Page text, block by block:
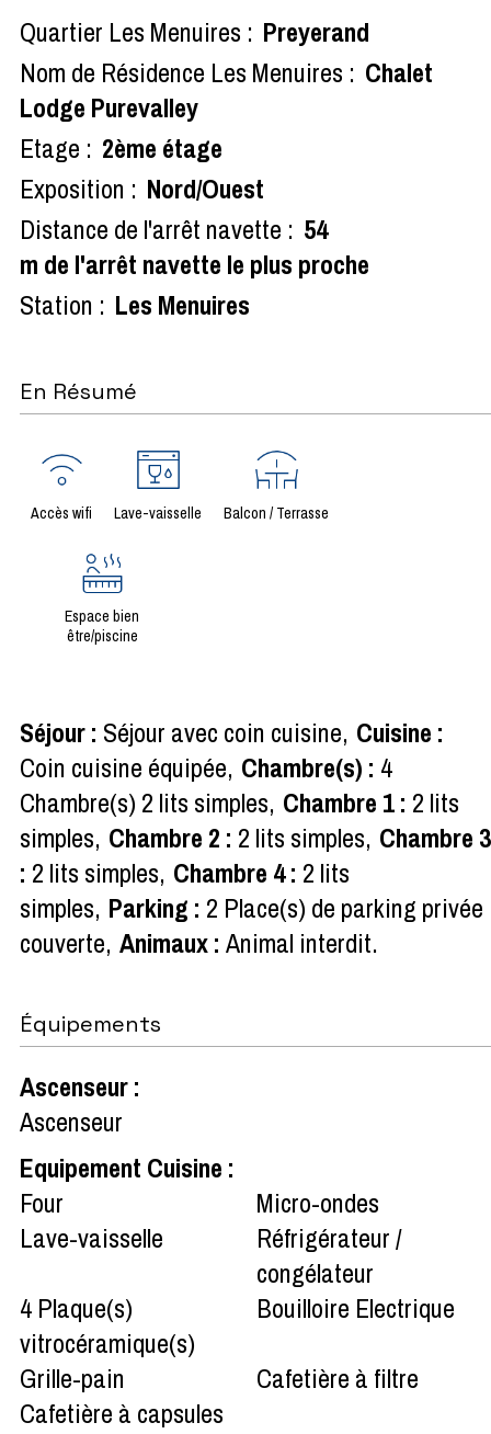
Quartier Les Menuires : Preyerand
Nom de Résidence Les Menuires : Chalet
Lodge Purevalley
Etage : 2ème étage
Exposition : Nord/Ouest
Distance de l'arrêt navette : 54
m de l'arrêt navette le plus proche
Station : Les Menuires
En Résumé
Accès wifi Lave-vaisselle Balcon / Terrasse
Espace bien
être/piscine
Séjour: Séjour avec coin cuisine Cuisine :
Coin cuisine équipée Chambre(s) : 4
Chambre(s) 2 lits simples Chambre 1: 2 lits
simples Chambre 2 : 2 lits simples Chambre 3
: 2 lits simples Chambre 4: 2 lits
simples Parking : 2 Place(s) de parking privée
couverte Animaux: Animal interdit
Équipements
Ascenseur:
Ascenseur
Equipement Cuisine :
Four
Micro-ondes
Lave-vaisselle
Réfrigérateur /
congélateur
4 Plaque(s)
vitrocéramique(s)
Bouilloire Electrique
Grille-pain
Cafetière à filtre
Cafetière à capsules